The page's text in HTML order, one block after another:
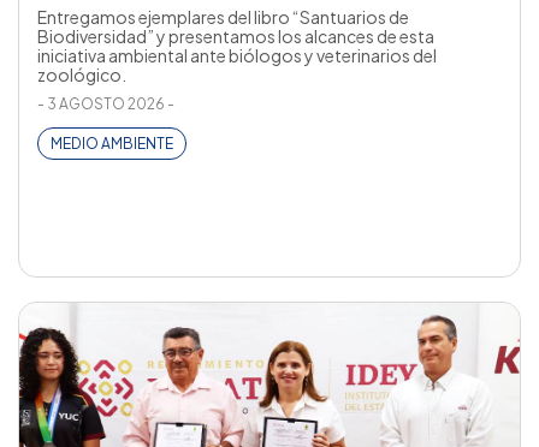
Entregamos ejemplares del libro “Santuarios de
Biodiversidad” y presentamos los alcances de esta
iniciativa ambiental ante biólogos y veterinarios del
zoológico.
- 3 AGOSTO 2026 -
MEDIO AMBIENTE